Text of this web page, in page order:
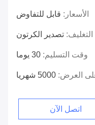
الأسعار: قابل للتفاوض
تصدير الكرتون
وقت التسليم: 30 يوما
العرض: 5000 شهريا
اتصل الآن